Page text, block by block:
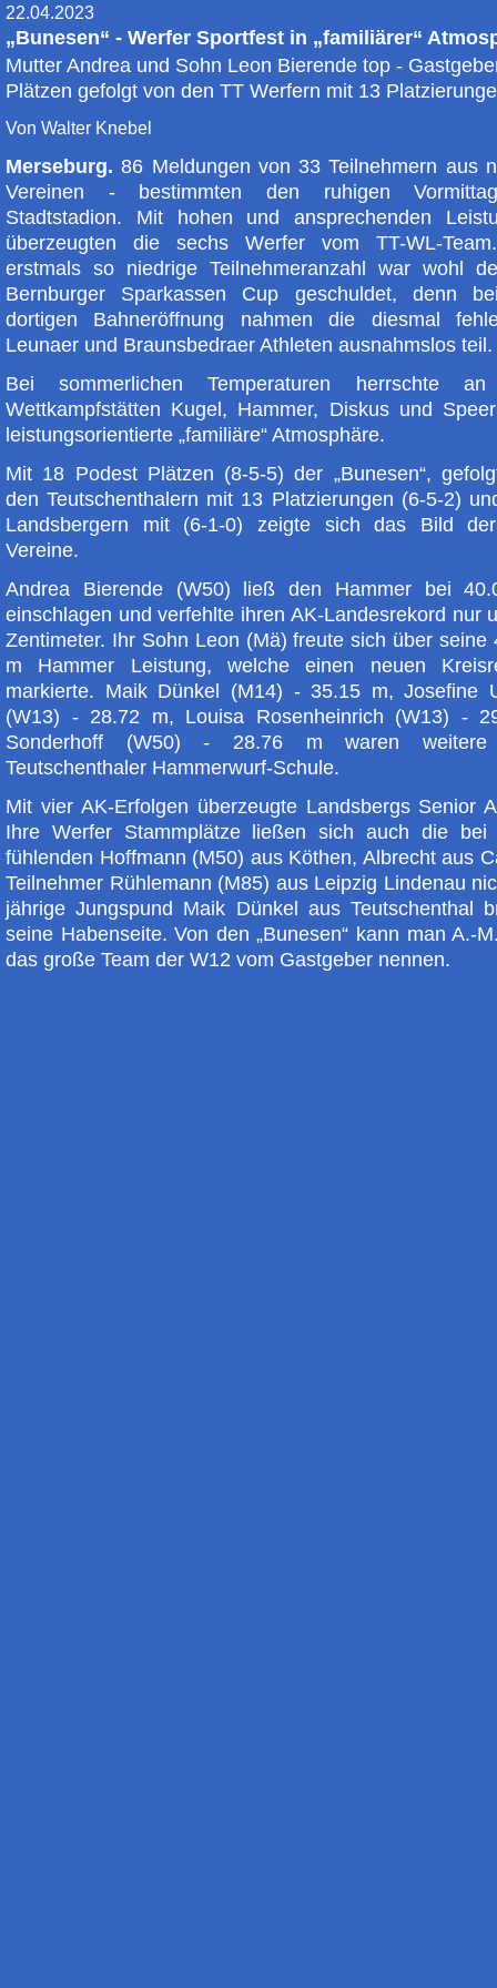
22.04.2023
„Bunesen“ - Werfer Sportfest in „familiärer“
Mutter Andrea und Sohn Leon Bierende top -
Plätzen gefolgt von den TT Werfern mit 13
Von Walter Knebel
Merseburg. 86 Meldungen von 33 Teilnehmern aus
Vereinen - bestimmten den ruhigen
Stadtstadion. Mit hohen und ansprechenden
überzeugten die sechs Werfer vom TT-WL-
erstmals so niedrige Teilnehmeranzahl war wohl
Bernburger Sparkassen Cup geschuldet, denn
dortigen Bahneröffnung nahmen die diesmal
Leunaer und Braunsbedraer Athleten ausnahmslos teil.
Bei sommerlichen Temperaturen herrschte
Wettkampfstätten Kugel, Hammer, Diskus und
leistungsorientierte „familiäre“ Atmosphäre.
Mit 18 Podest Plätzen (8-5-5) der „Bunesen“,
den Teutschenthalern mit 13 Platzierungen (6-5-2)
Landsbergern mit (6-1-0) zeigte sich das Bild
Vereine.
Andrea Bierende (W50) ließ den Hammer bei
einschlagen und verfehlte ihren AK-Landesrekord nur
Zentimeter. Ihr Sohn Leon (Mä) freute sich über seine
m Hammer Leistung, welche einen neuen
markierte. Maik Dünkel (M14) - 35.15 m, Josefine
(W13) - 28.72 m, Louisa Rosenheinrich (W13) -
Sonderhoff (W50) - 28.76 m waren weitere
Teutschenthaler Hammerwurf-Schule.
Mit vier AK-Erfolgen überzeugte Landsbergs Senior
Ihre Werfer Stammplätze ließen sich auch die bei
fühlenden Hoffmann (M50) aus Köthen, Albrecht aus
Teilnehmer Rühlemann (M85) aus Leipzig Lindenau
jährige Jungspund Maik Dünkel aus Teutschenthal
seine Habenseite. Von den „Bunesen“ kann man A.-
das große Team der W12 vom Gastgeber nennen.